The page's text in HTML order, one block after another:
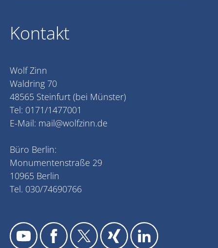
Kontakt
Wolf Zinn
Waldring 70
48565 Steinfurt (bei Münster)
Tel: 0171/1477001
E-Mail: mail@wolfzinn.de
Büro Berlin:
Monumentenstraße 29
10965 Berlin
Tel. 030/74690766